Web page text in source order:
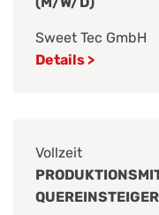
Sweet Tec GmbH
Details >
Vollzeit